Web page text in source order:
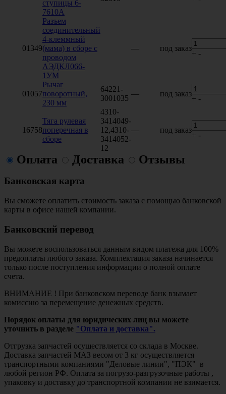
ступицы 6-
7610A
01349
Разъем
соединительный
4-клеммный
(мама) в сборе с
проводом
АЭДКЛ066-
1УМ
— под заказ
+ -
01057
Рычаг
поворотный,
230 мм
64221-
3001035
— под заказ
+ -
16758
Тяга рулевая
поперечная в
сборе
4310-
3414049-
12,4310-
3414052-
12
— под заказ
+ -
Оплата Доставка Отзывы
Банковская карта
Вы сможете оплатить стоимость заказа с помощью банковской
карты в офисе нашей компании.
Банковский перевод
Вы можете воспользоваться данным видом платежа для 100%
предоплаты любого заказа. Комплектация заказа начинается
только после поступления информации о полной оплате
счета.
ВНИМАНИЕ ! При банковском переводе банк взымает
комиссию за перемещение денежных средств.
Порядок оплаты для юридических лиц вы можете
уточнить в разделе "Оплата и доставка".
Отгрузка запчастей осуществляется со склада в Москве.
Доставка запчастей МАЗ весом от 3 кг осуществляется
транспортными компаниями "Деловые линии", "ПЭК" в
любой регион РФ. Оплата за погрузо-разгрузочные работы ,
упаковку и доставку до транспортной компании не взимается.